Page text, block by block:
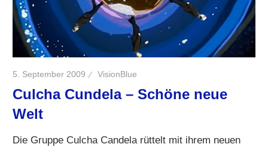
5. September 2009 VisionBlue
Culcha Cundela – Schöne neue
Welt
Die Gruppe Culcha Candela rüttelt mit ihrem neuen